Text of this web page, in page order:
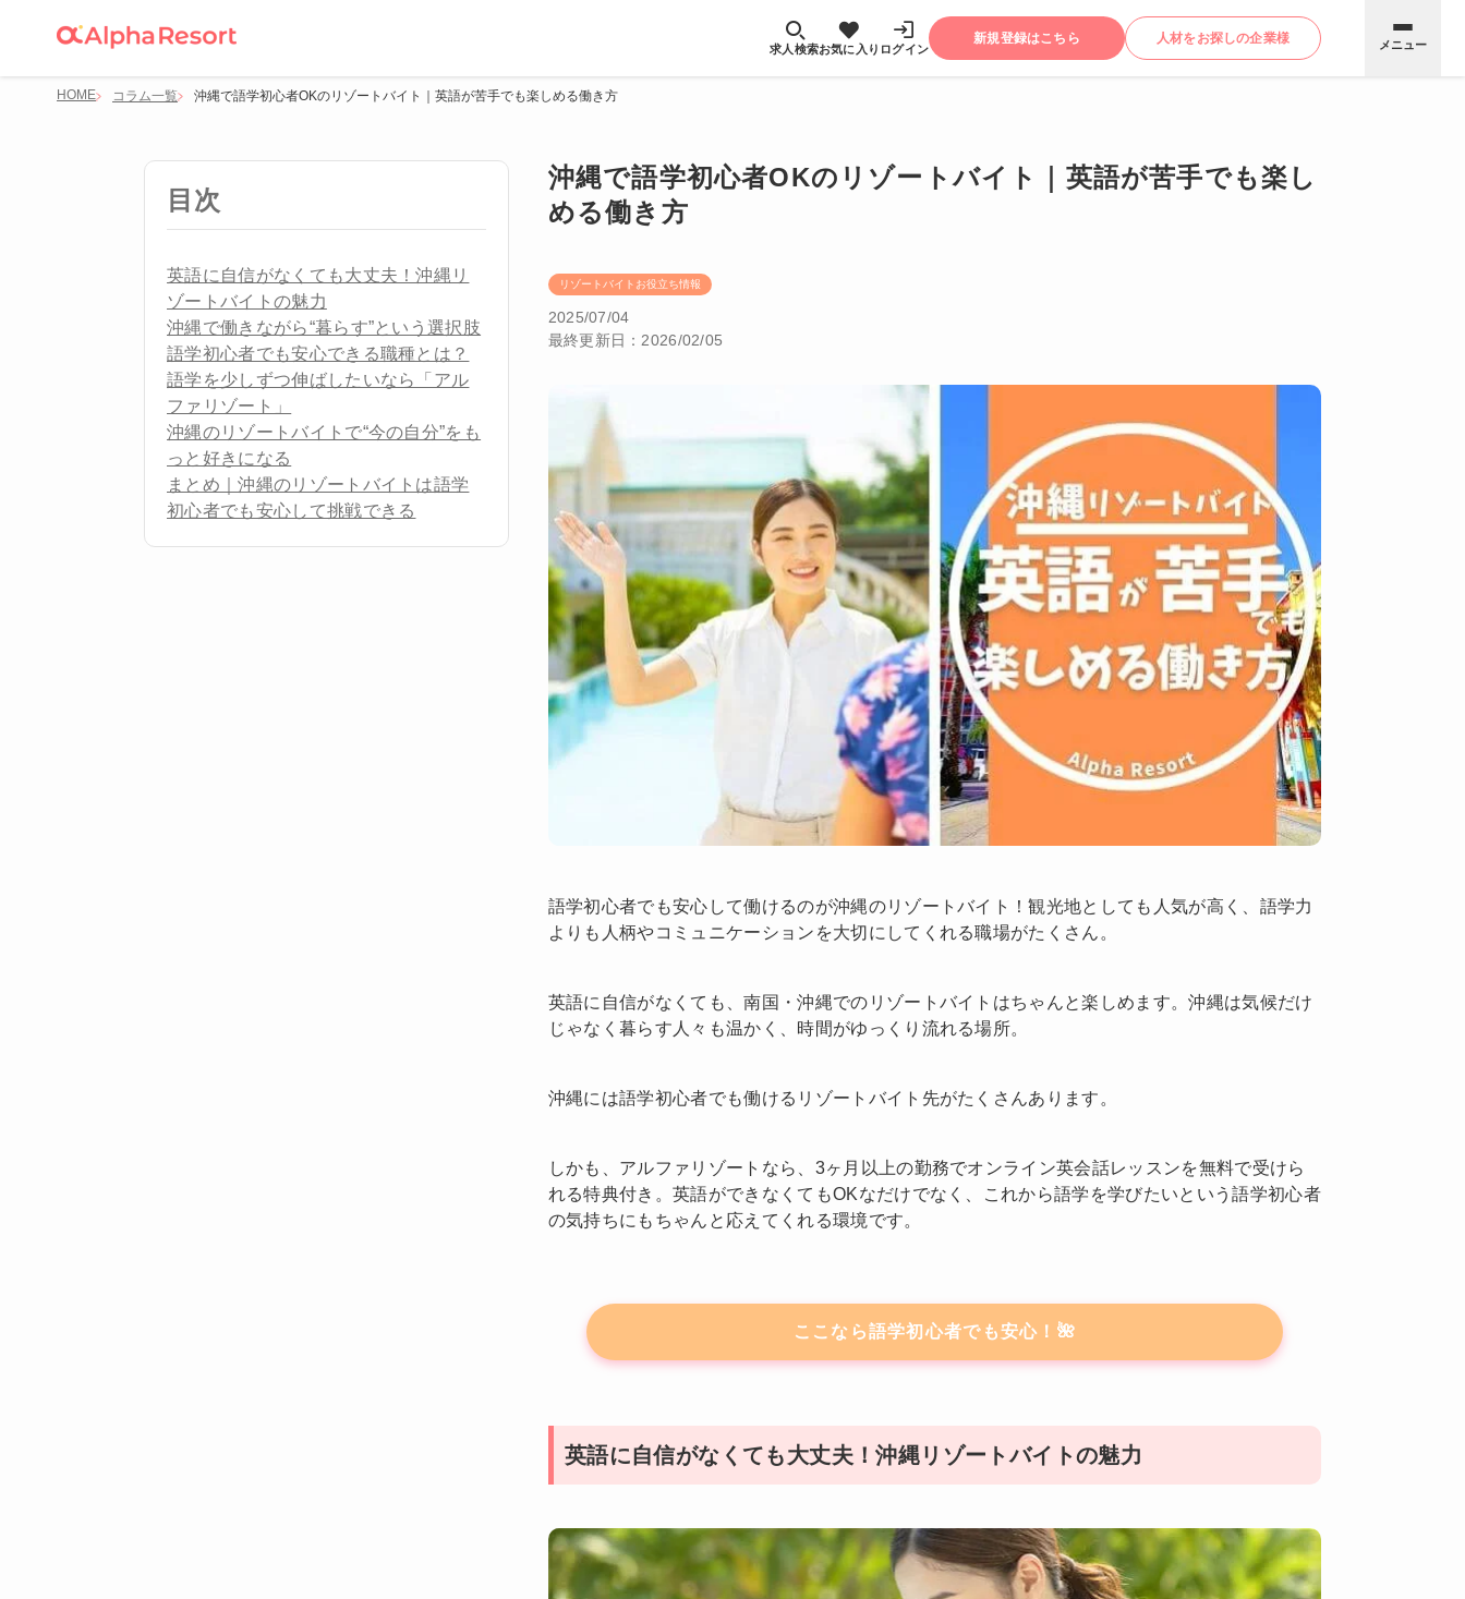
求人検索お気に入り ログイン
新規登録はこちら 人材をお探しの企業様 メニュー
HOME コラム一覧 沖縄で語学初心者OKのリゾートバイト｜英語が苦手でも楽しめる働き方
沖縄で語学初心者OKのリゾートバイト｜英語が苦手でも楽し
める働き方
リゾートバイトお役立ち情報
2025/07/04
最終更新日：2026/02/05
語学初心者でも安心して働けるのが沖縄のリゾートバイト！観光地としても人気が高く、語学力
よりも人柄やコミュニケーションを大切にしてくれる職場がたくさん。
英語に自信がなくても、南国・沖縄でのリゾートバイトはちゃんと楽しめます。沖縄は気候だけ
じゃなく暮らす人々も温かく、時間がゆっくり流れる場所。
沖縄には語学初心者でも働けるリゾートバイト先がたくさんあります。
しかも、アルファリゾートなら、3ヶ月以上の勤務でオンライン英会話レッスンを無料で受けら
れる特典付き。英語ができなくてもOKなだけでなく、これから語学を学びたいという語学初心者
の気持ちにもちゃんと応えてくれる環境です。
ここなら語学初心者でも安心！🌺
英語に自信がなくても大丈夫！沖縄リゾートバイトの魅力
目次
英語に自信がなくても大丈夫！沖縄リ
ゾートバイトの魅力
沖縄で働きながら“暮らす”という選択肢
語学初心者でも安心できる職種とは？
語学を少しずつ伸ばしたいなら「アル
ファリゾート」
沖縄のリゾートバイトで“今の自分”をも
っと好きになる
まとめ｜沖縄のリゾートバイトは語学
初心者でも安心して挑戦できる